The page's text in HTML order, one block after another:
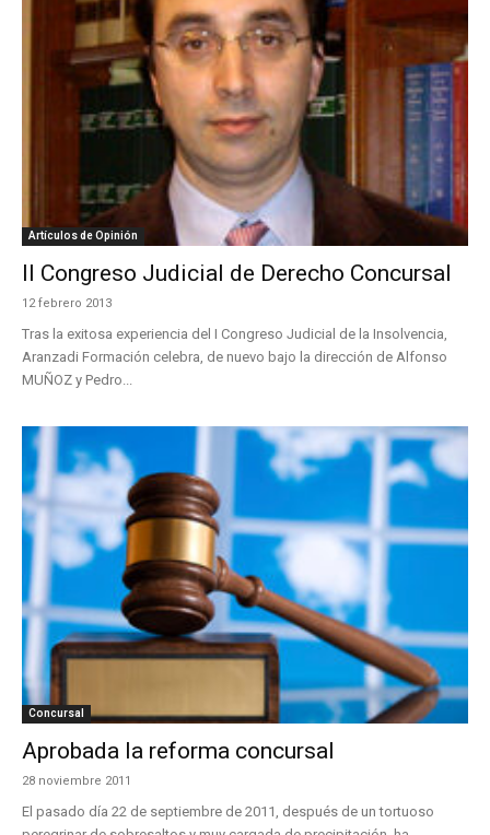
Artículos de Opinión
II Congreso Judicial de Derecho Concursal
12 febrero 2013
Tras la exitosa experiencia del I Congreso Judicial de la Insolvencia,
Aranzadi Formación celebra, de nuevo bajo la dirección de Alfonso
MUÑOZ y Pedro...
Concursal
Aprobada la reforma concursal
28 noviembre 2011
El pasado día 22 de septiembre de 2011, después de un tortuoso